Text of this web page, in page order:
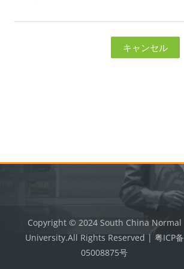
キャンセル
Copyright © 2024 South China Normal
University.All Rights Reserved | 粤ICP备
05008875号